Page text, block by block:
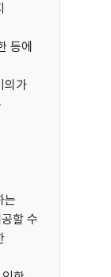
등에
의가
는
할 수